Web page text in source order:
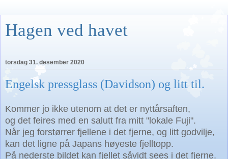
Hagen ved havet
torsdag 31. desember 2020
Engelsk pressglass (Davidson) og litt til.
Kommer jo ikke utenom at det er nyttårsaften,
og det feires med en salutt fra mitt "lokale Fuji".
Når jeg forstørrer fjellene i det fjerne, og litt godvilje,
kan det ligne på Japans høyeste fjelltopp.
På nederste bildet kan fjellet såvidt sees i det fjerne.